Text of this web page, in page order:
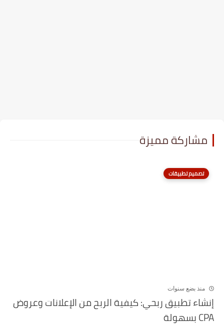
مشاركة مميزة
تصميم تطبيقات
منذ بضع سنوات
إنشاء تطبيق ربحي: كيفية الربح من الإعلانات وعروض
CPA بسهولة